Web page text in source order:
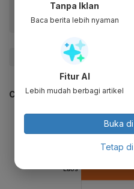
#ASEAN
CEK JUGA DATA INI
Tanpa Iklan
Baca berita lebih nyaman
Fitur AI
Lebih mudah berbagi artikel
Buka
Tetap